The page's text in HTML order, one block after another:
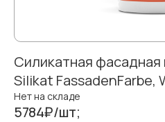
Силикатная фасадная
Silikat FassadenFarbe,
Нет на складе
5784₽/шт;